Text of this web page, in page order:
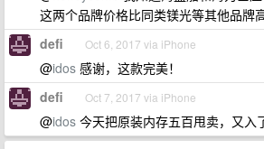
这两个品牌价格比同类镁光等其他品牌
defi Oct 6, 2017 via iPhone
@idos 感谢，这款完美！
defi Oct 7, 2017 via iPhone
@idos 今天把原装内存五百甩卖，又入